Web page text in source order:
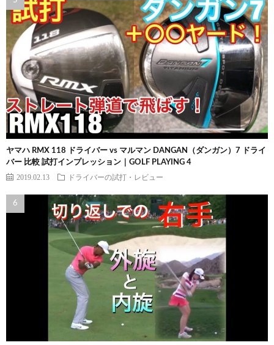
ヤマハ RMX 118 ドライバー vs マルマン DANGAN（ダンガン）7 ドライ
バー 比較 試打インプレッション｜GOLF PLAYING 4
2019.02.13 ドライバーの試打・レビュー